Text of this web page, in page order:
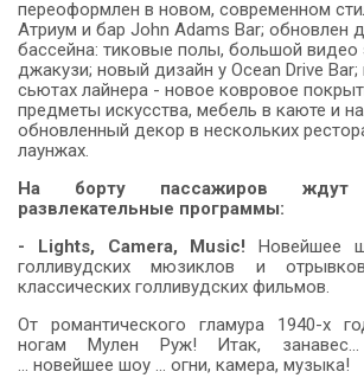
переоформлен в новом, современном
Атриум и бар John Adams Bar; обновлен
бассейна: тиковые полы, большой видео
джакузи; новый дизайн у Ocean Drive Bar;
сьютах лайнера - новое ковровое
предметы искусства, мебель в каюте и
обновленный декор в нескольких
лаунжах.
На борту пассажиров ждут
развлекательные программы:
- Lights, Camera, Music! Новейшее
голливудских мюзиклов и
классических голливудских фильмов.
От романтического гламура 1940-х
ногам Мулен Руж! Итак,
... новейшее шоу ... огни, камера, музыка!